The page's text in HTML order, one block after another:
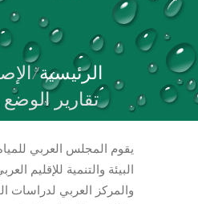
الرئيسية/
تقارير الوضع
يقوم المجلس العربي
البيئة والتنمية للإقليم
والمركز العربي لدراسات